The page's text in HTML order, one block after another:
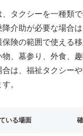
、タクシーを一種類
介助が必要な場合
険の範囲で使える
物、墓参り、外食、
は、福祉タクシー
。
いる場面